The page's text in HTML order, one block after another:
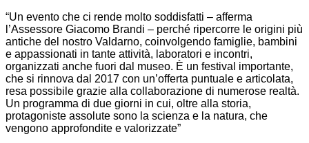
“Un evento che ci rende molto soddisfatti – afferma
l’Assessore Giacomo Brandi – perché ripercorre le origini più
antiche del nostro Valdarno, coinvolgendo famiglie, bambini
e appassionati in tante attività, laboratori e incontri,
organizzati anche fuori dal museo. È un festival importante,
che si rinnova dal 2017 con un’offerta puntuale e articolata,
resa possibile grazie alla collaborazione di numerose realtà.
Un programma di due giorni in cui, oltre alla storia,
protagoniste assolute sono la scienza e la natura, che
vengono approfondite e valorizzate”